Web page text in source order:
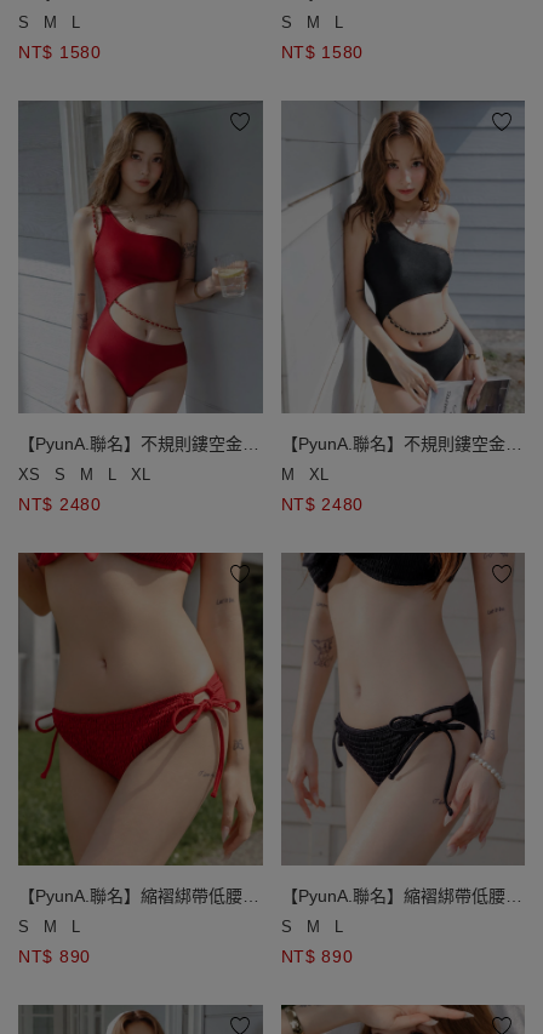
兩件式比基尼套裝
S M L
NT$ 1580
兩件式比基尼套裝
S M L
NT$ 1580
【PyunA.聯名】不規則鏤空金鍊
平口單肩連身泳衣
XS S M L XL
NT$ 2480
【PyunA.聯名】不規則鏤空金鍊
平口單肩連身泳衣
M XL
NT$ 2480
【PyunA.聯名】縮褶綁帶低腰泳
褲
S M L
NT$ 890
【PyunA.聯名】縮褶綁帶低腰泳
褲
S M L
NT$ 890